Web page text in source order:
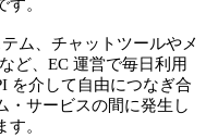
。
ム、チャットツールやメ
ど、EC 運営で毎日利用
を介して自由につなぎ合
・サービスの間に発生し
。